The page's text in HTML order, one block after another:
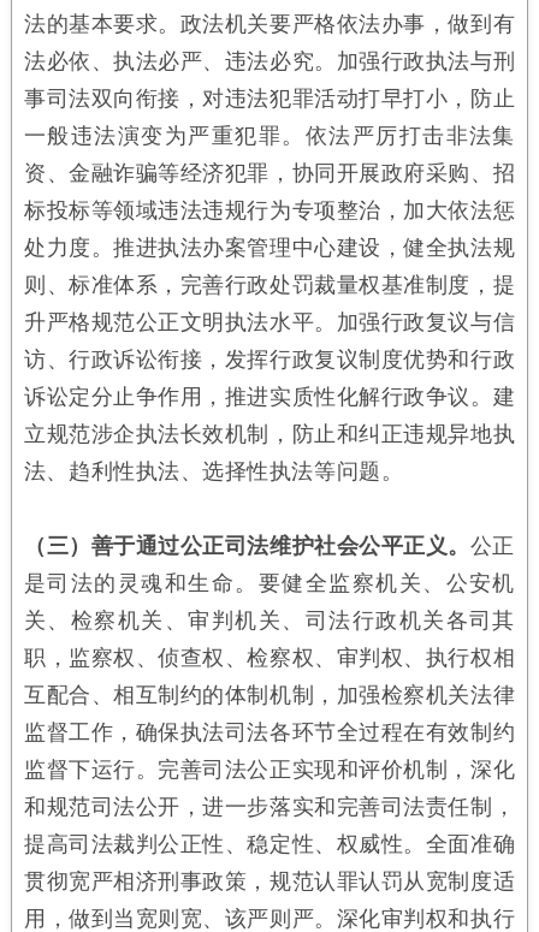
法的基本要求。政法机关要严格依法办事，做到有
法必依、执法必严、违法必究。加强行政执法与刑
事司法双向衔接，对违法犯罪活动打早打小，防止
一般违法演变为严重犯罪。依法严厉打击非法集
资、金融诈骗等经济犯罪，协同开展政府采购、招
标投标等领域违法违规行为专项整治，加大依法惩
处力度。推进执法办案管理中心建设，健全执法规
则、标准体系，完善行政处罚裁量权基准制度，提
升严格规范公正文明执法水平。加强行政复议与信
访、行政诉讼衔接，发挥行政复议制度优势和行政
诉讼定分止争作用，推进实质性化解行政争议。建
立规范涉企执法长效机制，防止和纠正违规异地执
法、趋利性执法、选择性执法等问题。
（三）善于通过公正司法维护社会公平正义。 公正
是司法的灵魂和生命。要健全监察机关、公安机
关、检察机关、审判机关、司法行政机关各司其
职，监察权、侦查权、检察权、审判权、执行权相
互配合、相互制约的体制机制，加强检察机关法律
监督工作，确保执法司法各环节全过程在有效制约
监督下运行。完善司法公正实现和评价机制，深化
和规范司法公开，进一步落实和完善司法责任制，
提高司法裁判公正性、稳定性、权威性。全面准确
贯彻宽严相济刑事政策，规范认罪认罚从宽制度适
用，做到当宽则宽、该严则严。深化审判权和执行